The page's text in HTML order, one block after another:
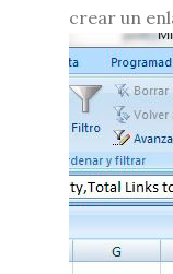
crear un